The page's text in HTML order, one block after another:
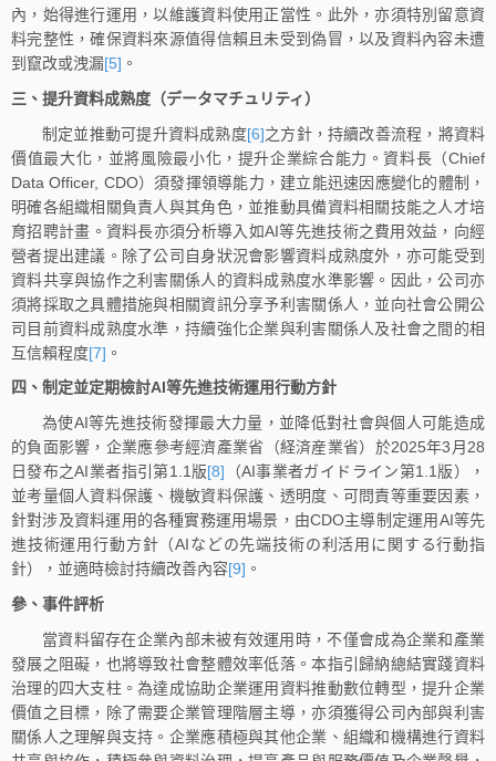
內，始得進行運用，以維護資料使用正當性。此外，亦須特別留意資
料完整性，確保資料來源值得信賴且未受到偽冒，以及資料內容未遭
到竄改或洩漏[5] 。
三、提升資料成熟度（データマチュリティ）
制定並推動可提升資料成熟度[6]之方針，持續改善流程，將資料
價值最大化，並將風險最小化，提升企業綜合能力。資料長（Chief
Data Officer, CDO）須發揮領導能力，建立能迅速因應變化的體制，
明確各組織相關負責人與其角色，並推動具備資料相關技能之人才培
育招聘計畫。資料長亦須分析導入如AI等先進技術之費用效益，向經
營者提出建議。除了公司自身狀況會影響資料成熟度外，亦可能受到
資料共享與協作之利害關係人的資料成熟度水準影響。因此，公司亦
須將採取之具體措施與相關資訊分享予利害關係人，並向社會公開公
司目前資料成熟度水準，持續強化企業與利害關係人及社會之間的相
互信賴程度[7] 。
四、制定並定期檢討AI等先進技術運用行動方針
為使AI等先進技術發揮最大力量，並降低對社會與個人可能造成
的負面影響，企業應參考經濟產業省（経済産業省）於2025年3月28
日發布之AI業者指引第1.1版[8] （AI事業者ガイドライン第1.1版），
並考量個人資料保護、機敏資料保護、透明度、可問責等重要因素，
針對涉及資料運用的各種實務運用場景，由CDO主導制定運用AI等先
進技術運用行動方針（AIなどの先端技術の利活用に関する行動指
針），並適時檢討持續改善內容[9] 。
參、事件評析
當資料留存在企業內部未被有效運用時，不僅會成為企業和產業
發展之阻礙，也將導致社會整體效率低落。本指引歸納總結實踐資料
治理的四大支柱。為達成協助企業運用資料推動數位轉型，提升企業
價值之目標，除了需要企業管理階層主導，亦須獲得公司內部與利害
關係人之理解與支持。企業應積極與其他企業、組織和機構進行資料